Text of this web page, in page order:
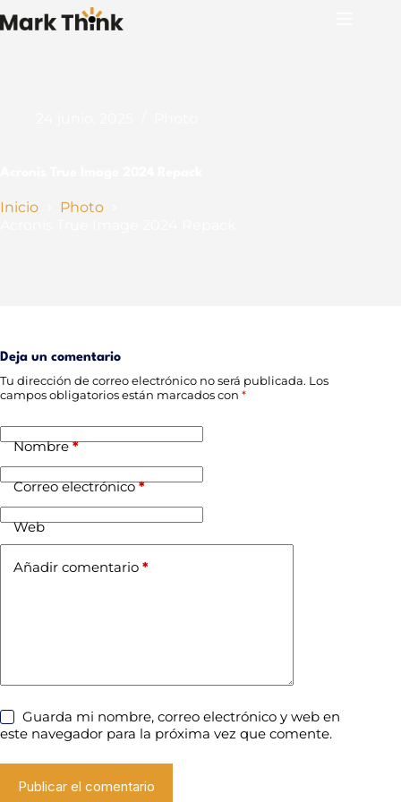
al
Inicio
Photo
Deja un comentario
Tu dirección de correo electrónico no será publicada. Los
campos obligatorios están marcados con *
Nombre*
Correo electrónico*
Web
Añadir comentario *
Guarda mi nombre, correo electrónico y web en
este navegador para la próxima vez que comente.
Publicar el comentario